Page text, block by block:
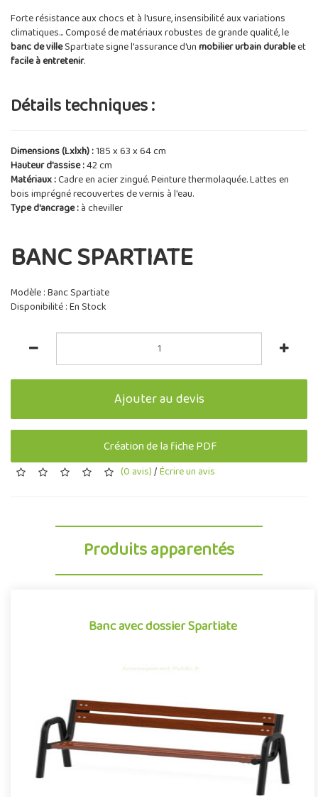
Forte résistance aux chocs et à l'usure, insensibilité aux variations
climatiques... Composé de matériaux robustes de grande qualité, le
banc de villeSpartiate signe l'assurance d'unmobilier urbain durableet
facile à entretenir.
Détails techniques :
Dimensions (Lxlxh) :185 x 63 x 64 cm
Hauteur d'assise :42 cm
Matériaux :Cadre en acier zingué. Peinture thermolaquée. Lattes en
bois imprégné recouvertes de vernis à l'eau.
Type d'ancrage :à cheviller
BANC SPARTIATE
Modèle : Banc Spartiate
Disponibilité : En Stock
Ajouter au devis
Création de la fiche PDF
(0 avis)/Écrire un avis
Produits apparentés
Banc avec dossier Spartiate
Mobilier urbain pour aménagement public extérieur, le banc avec
dossier de la gamme Spartiate se démarque par son design
cont..